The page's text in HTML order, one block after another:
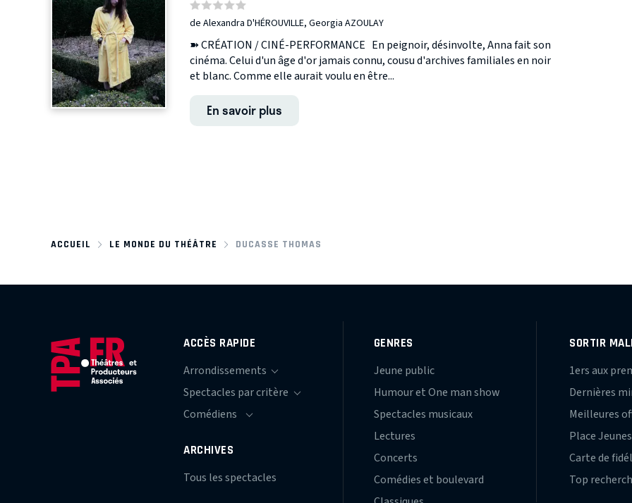
de Alexandra D'HÉROUVILLE, Georgia AZOULAY
➽ CRÉATION / CINÉ-PERFORMANCE En peignoir, désinvolte, Anna fait son
cinéma. Celui d'un âge d'or jamais connu, cousu d'archives familiales en noir
et blanc. Comme elle aurait voulu en être...
En savoir plus
ACCUEIL LE MONDE DU THÉÂTRE DUCASSE THOMAS
ACCÈS RAPIDE
ARCHIVES
Tous les spectacles
GENRES
Jeune public
Humour et One man show
Spectacles musicaux
Lectures
Concerts
Comédies et boulevard
SORTIR
1ers aux
Dernières
Meilleures
Place Jeunes
Carte de
Top